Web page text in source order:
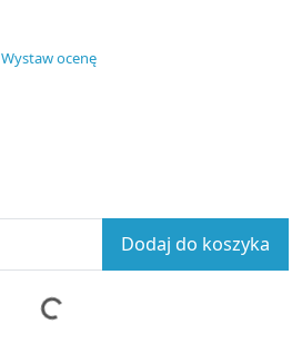
Wystaw ocenę
Dodaj do koszyka